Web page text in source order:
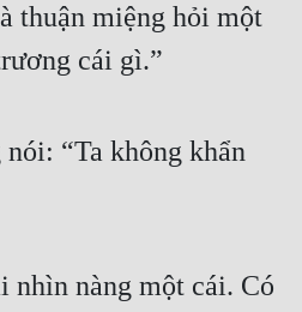
thuận miệng hỏi một
cái gì.”
“Ta không khẩn
nhìn nàng một cái. Có